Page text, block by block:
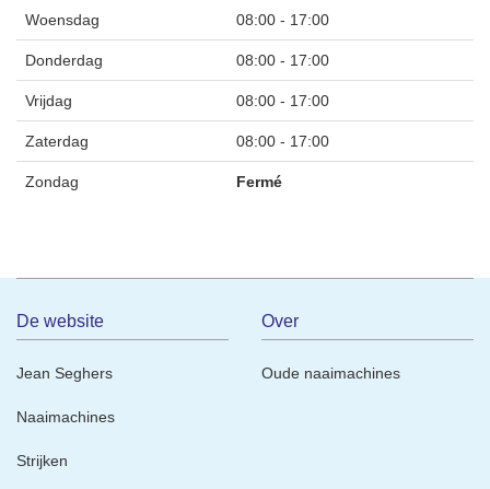
Woensdag 08:00 - 17:00
Donderdag 08:00 - 17:00
Vrijdag 08:00 - 17:00
Zaterdag 08:00 - 17:00
Zondag Fermé
De website
Jean Seghers
Naaimachines
Strijken
Over
Oude naaimachines